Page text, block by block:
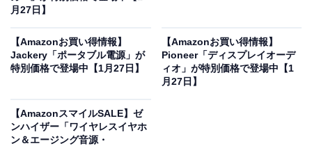
水圧で、デリケートな表面も傷つけずにスッキリ洗浄。
折りたたみ時の高さはわずか10.8cmと超コンパクト で、
クルマのトランクや物置にもスッと収まります。
自転車やキャンプ用品はもちろん、ベランダや墓石の掃
除にも対応。USB-C充電
月27日】
【Amazonお買い得情報】
Jackery「ポータブル電源」が
特別価格で登場中【1月27日】
【Amazonお買い得情報】
Pioneer「ディスプレイオーデ
ィオ」が特別価格で登場中【1
月27日】
【AmazonスマイルSALE】ゼ
ンハイザー「ワイヤレスイヤホ
ン＆エージング音源・